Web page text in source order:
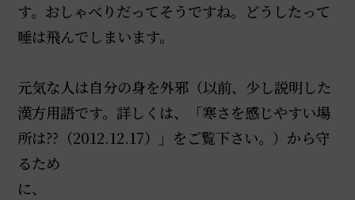
す。おしゃべりだってそうですね。どうしたって
唾は飛んでしまいます。
元気な人は自分の身を外邪（以前、少し説明した
漢方用語です。詳しくは、「寒さを感じやすい場
所は??（2012.12.17）」をご覧下さい。）から守
るため
に、